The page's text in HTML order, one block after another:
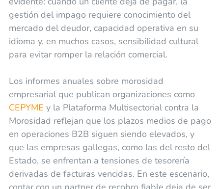
gestión del impago requiere conocimiento del
mercado del deudor, capacidad operativa en su
idioma y, en muchos casos, sensibilidad cultural
para evitar romper la relación comercial.
Los informes anuales sobre morosidad
empresarial que publican organizaciones como
CEPYME y la Plataforma Multisectorial contra la
Morosidad reflejan que los plazos medios de pago
en operaciones B2B siguen siendo elevados, y
que las empresas gallegas, como las del resto del
Estado, se enfrentan a tensiones de tesorería
derivadas de facturas vencidas. En este escenario,